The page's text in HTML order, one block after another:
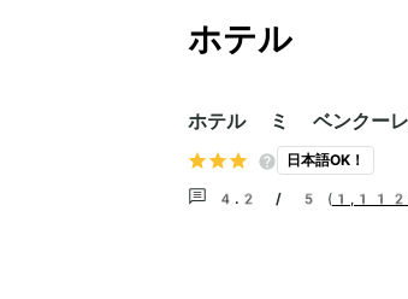
ホテル
ホテル ミ ベンクー
日本語OK！
4.2 / 5 ( 1,112件